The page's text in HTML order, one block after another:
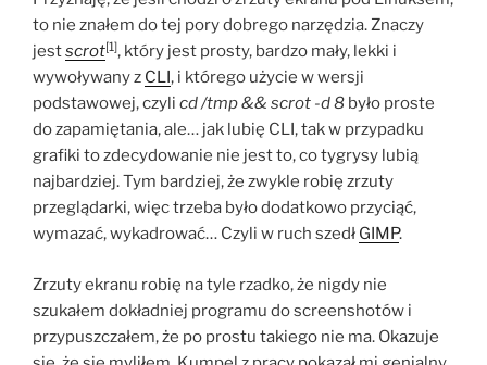
to nie znałem do tej pory dobrego narzędzia. Znaczy
jestscrot[1], który jest prosty, bardzo mały, lekki i
wywoływany z CLI, i którego użycie w wersji
podstawowej, czyli cd /tmp && scrot -d 8 było proste
do zapamiętania, ale… jak lubię CLI, tak w przypadku
grafiki to zdecydowanie nie jest to, co tygrysy lubią
najbardziej. Tym bardziej, że zwykle robię zrzuty
przeglądarki, więc trzeba było dodatkowo przyciąć,
wymazać, wykadrować… Czyli w ruch szedł GIMP.
Zrzuty ekranu robię na tyle rzadko, że nigdy nie
szukałem dokładniej programu do screenshotów i
przypuszczałem, że po prostu takiego nie ma. Okazuje